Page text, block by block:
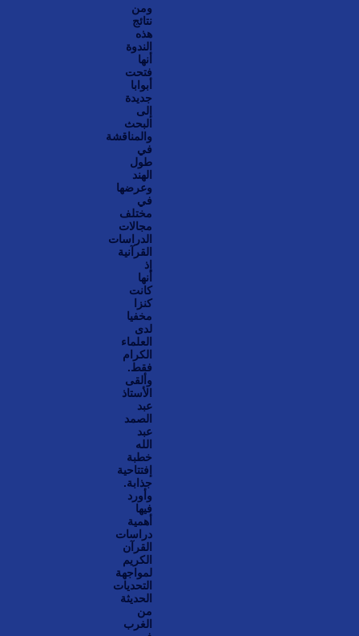
ومن
نتائج
هذه
الندوة
أنها
فتحت
أبوابا
جديدة
إلى
البحث
والمناقشة
في
طول
الهند
وعرضها
في
مختلف
مجالات
الدراسات
القرآنية
إذ
أنها
كانت
كنزا
مخفيا
لدى
العلماء
الكرام
فقط.
وألقى
الأستاذ
عبد
الصمد
عبد
الله
خطبة
إفتتاحية
جذابة.
وأورد
فيها
أهمية
دراسات
القرآن
الكريم
لمواجهة
التحديات
الحديثة
من
الغرب